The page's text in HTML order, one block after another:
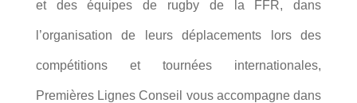
et des équipes de rugby de la FFR, dans
l’organisation de leurs déplacements lors des
compétitions et tournées internationales,
Premières Lignes Conseil vous accompagne dans